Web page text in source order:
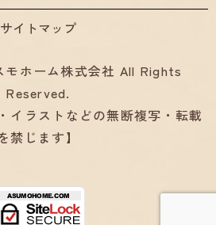
サイトマップ
ホーム株式会社 All Rights
Reserved.
イラストなどの無断複写・転載
禁じます】